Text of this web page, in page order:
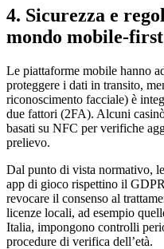
4. Sicurezza e
mondo mobile‑first
Le piattaforme mobile hanno
proteggere i dati in transito,
riconoscimento facciale) è
due fattori (2FA). Alcuni
basati su NFC per verifiche
prelievo.
Dal punto di vista normativo,
app di gioco rispettino il
revocare il consenso al
licenze locali, ad esempio
Italia, impongono controlli
procedure di verifica dell’età.